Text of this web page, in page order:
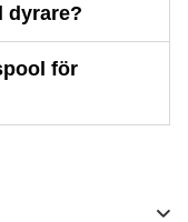
dyrare?
för